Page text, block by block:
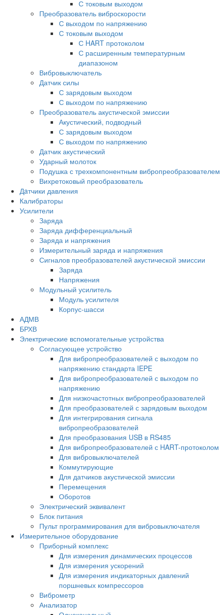
С токовым выходом
Преобразователь виброскорости
С выходом по напряжению
С токовым выходом
С HART протоколом
С расширенным температурным
диапазоном
Вибровыключатель
Датчик силы
С зарядовым выходом
С выходом по напряжению
Преобразователь акустической эмиссии
Акустический, подводный
С зарядовым выходом
С выходом по напряжению
Датчик акустический
Ударный молоток
Подушка с трехкомпонентным вибропреобразователем
Вихретоковый преобразователь
Дaтчики давления
Калибраторы
Усилители
Заряда
Заряда дифференциальный
Заряда и напряжения
Измерительный заряда и напряжения
Сигналов преобразователей акустической эмиссии
Заряда
Напряжения
Модульный усилитель
Модуль усилителя
Корпус-шасси
АДМВ
БРХВ
Электрические вспомогательные устройства
Согласующее устройство
Для вибропреобразователей с выходом по
напряжению стандарта IEPE
Для вибропреобразователей с выходом по
напряжению
Для низкочастотных вибропреобразователей
Для преобразователей с зарядовым выходом
Для интегрирования сигнала
вибропреобразователей
Для преобразования USB в RS485
Для вибропреобразователей с HART-протоколом
Для вибровыключателей
Коммутирующие
Для датчиков акустической эмиссии
Перемещения
Оборотов
Электрический эквивалент
Блок питания
Пульт программирования для вибровыключателя
Измерительное оборудование
Приборный комплекс
Для измерения динамических процессов
Для измерения ускорений
Для измерения индикаторных давлений
поршневых компрессоров
Виброметр
Анализатор